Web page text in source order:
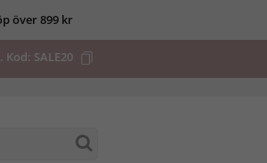
över 899 kr
Kod: SALE20